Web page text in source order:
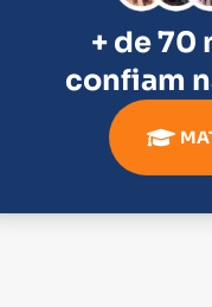
+ de 70
confiam